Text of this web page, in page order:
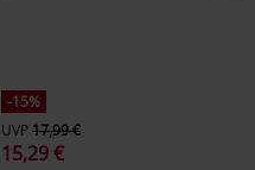
-15%
UVP17,99 €
15,29 €